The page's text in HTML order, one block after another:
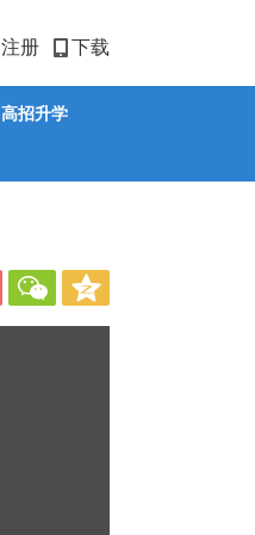
注册 下载
高招升学